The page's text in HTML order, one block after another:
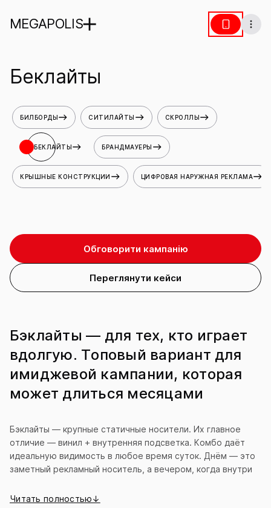
MEGAPOLIS
Беклайты
БИЛБОРДЫ СИТИЛАЙТЫ СКРОЛЛЫ
БЕКЛАЙТЫ БРАНДМАУЕРЫ
КРЫШНЫЕ КОНСТРУКЦИИ ЦИФРОВАЯ НАРУЖНАЯ РЕКЛАМА
Обговорити кампанію
Переглянути кейси
Бэклайты — для тех, кто играет
вдолгую. Топовый вариант для
имиджевой кампании, которая
может длиться месяцами
Бэклайты — крупные статичные носители. Их главное
отличие — винил + внутренняя подсветка. Комбо даёт
идеальную видимость в любое время суток. Днём — это
заметный рекламный носитель, а вечером, когда внутри
волшебным. Винил — это про классную цветопередачу и
Читать полностью↓